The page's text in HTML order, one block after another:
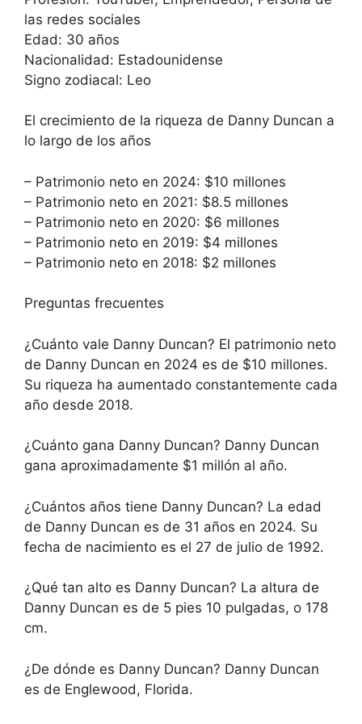
las redes sociales
Edad: 30 años
Nacionalidad: Estadounidense
Signo zodiacal: Leo
El crecimiento de la riqueza de Danny Duncan a
lo largo de los años
– Patrimonio neto en 2024: $10 millones
– Patrimonio neto en 2021: $8.5 millones
– Patrimonio neto en 2020: $6 millones
– Patrimonio neto en 2019: $4 millones
– Patrimonio neto en 2018: $2 millones
Preguntas frecuentes
¿Cuánto vale Danny Duncan? El patrimonio neto
de Danny Duncan en 2024 es de $10 millones.
Su riqueza ha aumentado constantemente cada
año desde 2018.
¿Cuánto gana Danny Duncan? Danny Duncan
gana aproximadamente $1 millón al año.
¿Cuántos años tiene Danny Duncan? La edad
de Danny Duncan es de 31 años en 2024. Su
fecha de nacimiento es el 27 de julio de 1992.
¿Qué tan alto es Danny Duncan? La altura de
Danny Duncan es de 5 pies 10 pulgadas, o 178
cm.
¿De dónde es Danny Duncan? Danny Duncan
es de Englewood, Florida.